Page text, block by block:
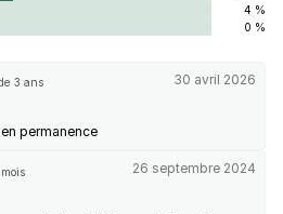
4 %
0 %
3 ans 30 avril 2026
permanence
26 septembre 2024